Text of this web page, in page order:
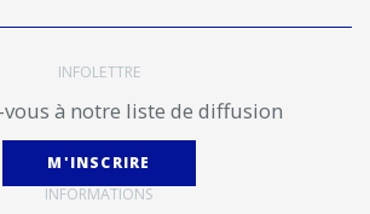
INFOLETTRE
vous à notre liste de diffusion
M'INSCRIRE
INFORMATIONS